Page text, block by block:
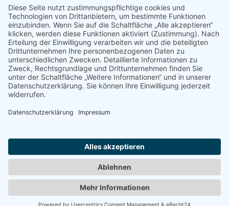
Von den Nepal Friends kannst Du dich individuell und
professionell beraten lassen, und eine gut geplante
Reise erhalten, von der beide Seiten profitieren. Du
möchtest mehr über Nepal erfahren? Dann schreib
uns!
Kontaktformular
Besuche uns auf Instagram
Kontakt über Whatsapp
Datenschutz|Sitemap
Vermittlungsinformation & AGB